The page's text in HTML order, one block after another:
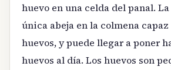
huevo en una celda del panal.
única abeja en la colmena
huevos, y puede llegar a poner
huevos al día. Los huevos son